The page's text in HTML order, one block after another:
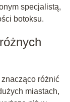
specjalistą,
botoksu.
różnić
miastach,